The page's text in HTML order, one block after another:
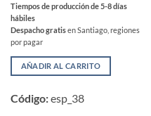
Tiempos de producción de 5-8 días
hábiles
Despacho gratisen Santiago, regiones
por pagar
AÑADIR AL CARRITO
Código:esp_38